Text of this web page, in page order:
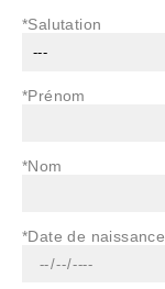
*Salutation
*Prénom
*Nom
*Date de naissance